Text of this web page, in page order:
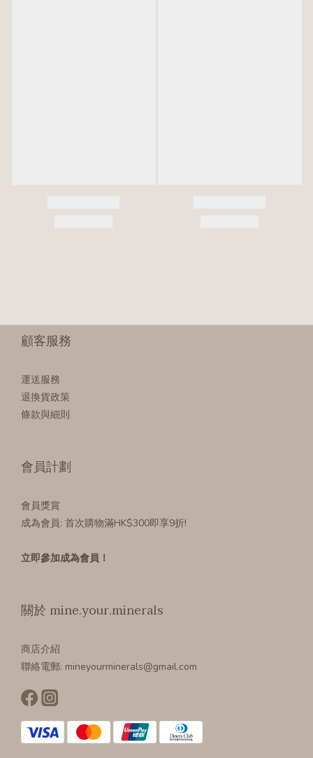
顧客服務
運送服務
退換貨政策
條款與細則
會員計劃
會員獎賞
成為會員: 首次購物滿HK$300即享9折!
立即參加成為會員！
關於 mine.your.minerals
商店介紹
聯絡電郵: mineyourminerals@gmail.com